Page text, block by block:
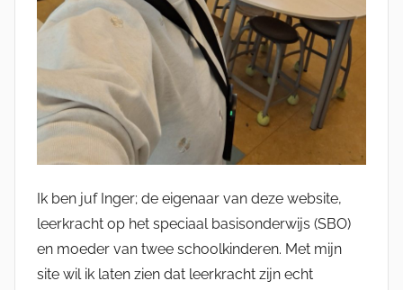
Ik ben juf Inger; de eigenaar van deze website,
leerkracht op het speciaal basisonderwijs (SBO)
en moeder van twee schoolkinderen. Met mijn
site wil ik laten zien dat leerkracht zijn echt